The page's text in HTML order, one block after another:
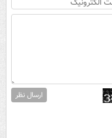
ارسال نظر